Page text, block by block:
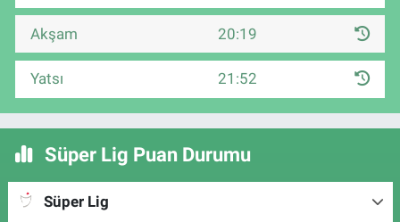
Akşam 20:19
Yatsı 21:52
Süper Lig Puan Durumu
Süper Lig